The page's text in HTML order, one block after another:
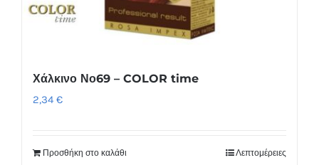
Χάλκινο Νο69 – COLOR time
2,34 €
Προσθήκη στο καλάθι Λεπτομέρειες